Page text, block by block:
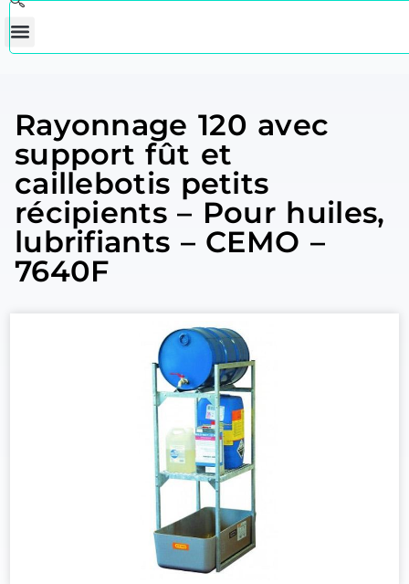
Rayonnage 120 avec
support fût et
caillebotis petits
récipients – Pour huiles,
lubrifiants – CEMO –
7640F